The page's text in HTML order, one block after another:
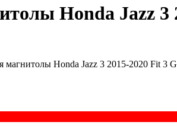
Honda Jazz
магнитолы Honda Jazz 3 2015-2020 Fit 3